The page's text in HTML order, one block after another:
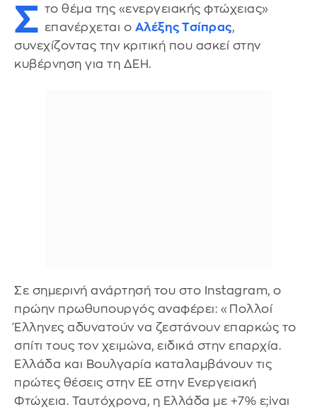
Σ το θέμα της «ενεργειακής φτώχειας»
επανέρχεται ο Αλέξης Τσίπρας,
συνεχίζοντας την κριτική που ασκεί στην
κυβέρνηση για τη ΔΕΗ.
Σε σημερινή ανάρτησή του στο Instagram, ο
πρώην πρωθυπουργός αναφέρει: «Πολλοί
Έλληνες αδυνατούν να ζεστάνουν επαρκώς το
σπίτι τους τον χειμώνα, ειδικά στην επαρχία.
Ελλάδα και Βουλγαρία καταλαμβάνουν τις
πρώτες θέσεις στην ΕΕ στην Ενεργειακή
Φτώχεια. Ταυτόχρονα, η Ελλάδα με +7% ε;iναι